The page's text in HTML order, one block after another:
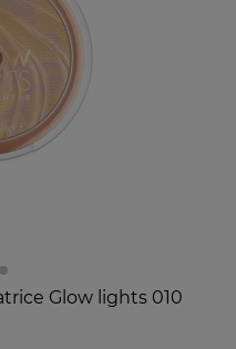
Glow lights 010